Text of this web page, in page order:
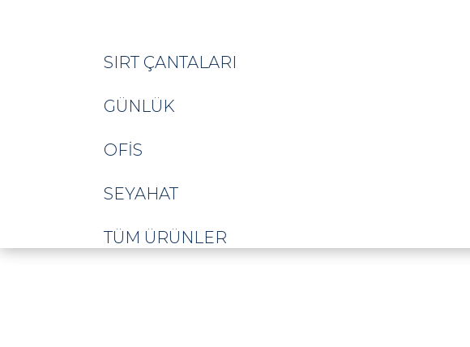
SIRT ÇANTALARI
GÜNLÜK
OFIS
SEYAHAT
TÜM ÜRÜNLER